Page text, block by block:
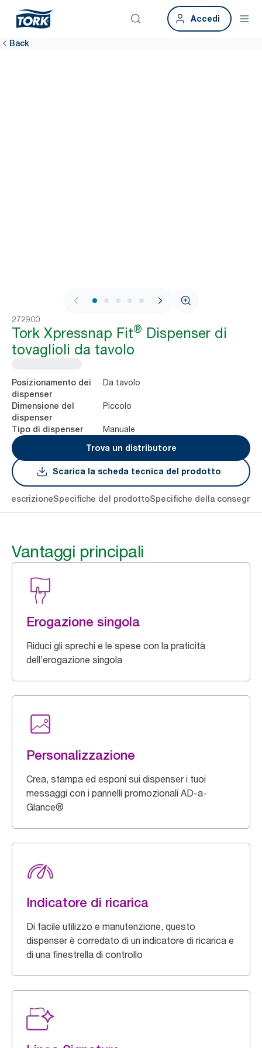
Accedi
Back
1 / 7
272900
Tork Xpressnap Fit® Dispenser di
tovaglioli da tavolo
Posizionamento dei
dispenser
Da tavolo
Dimensione del
dispenser
Piccolo
Tipo di dispenser
Manuale
Trova un distributore
Scarica la scheda tecnica del prodotto
DescrizioneSpecifiche del prodottoSpecifiche della consegna
Vantaggi principali
Erogazione singola
Riduci gli sprechi e le spese con la praticità
dell’erogazione singola
Personalizzazione
Crea, stampa ed esponi sui dispenser i tuoi
messaggi con i pannelli promozionali AD-a-
Glance®
Indicatore di ricarica
Di facile utilizzo e manutenzione, questo
dispenser è corredato di un indicatore di ricarica e
di una finestrella di controllo